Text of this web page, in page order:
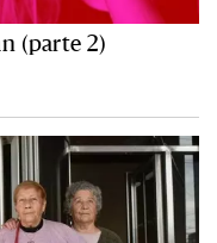
(parte 2)